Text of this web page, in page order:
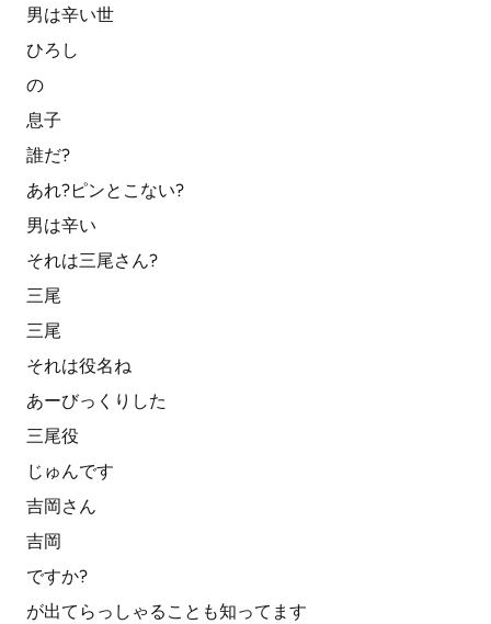
男は辛い世
ひろし
の
息子
誰だ?
あれ?ピンとこない?
男は辛い
それは三尾さん?
三尾
三尾
それは役名ね
あーびっくりした
三尾役
じゅんです
吉岡さん
吉岡
ですか?
が出てらっしゃることも知ってます